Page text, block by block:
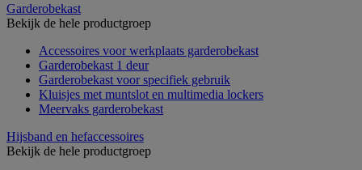
Garderobekast
Bekijk de hele productgroep
Accessoires voor werkplaats garderobekast
Garderobekast 1 deur
Garderobekast voor specifiek gebruik
Kluisjes met muntslot en multimedia lockers
Meervaks garderobekast
Hijsband en hefaccessoires
Bekijk de hele productgroep